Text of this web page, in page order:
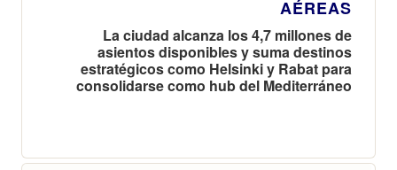
AÉREAS
La ciudad alcanza los 4,7 millones de
asientos disponibles y suma destinos
estratégicos como Helsinki y Rabat para
consolidarse como hub del Mediterráneo